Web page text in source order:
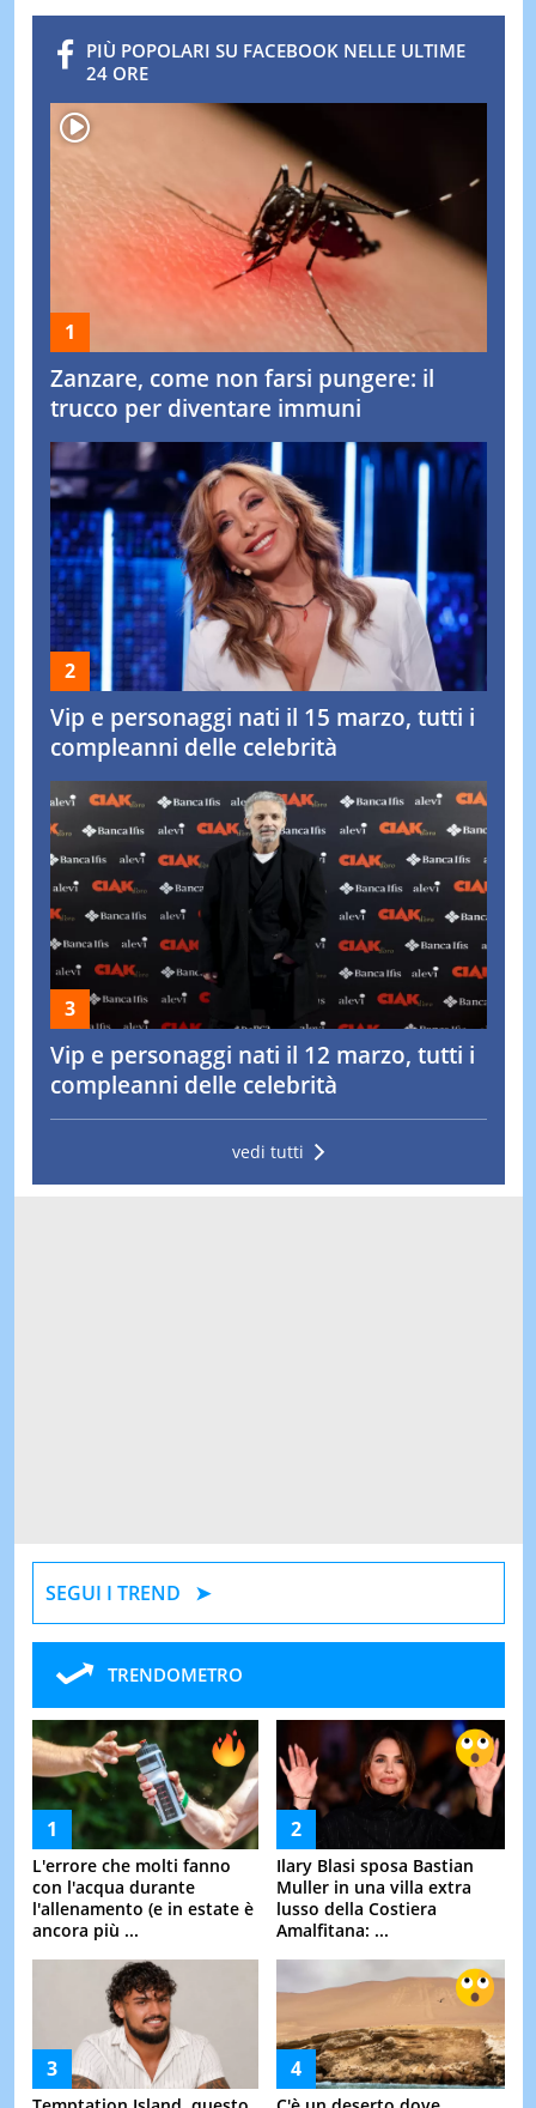
PIÙ POPOLARI SU FACEBOOK NELLE ULTIME
24 ORE
Zanzare, come non farsi pungere: il
trucco per diventare immuni
Vip e personaggi nati il 15 marzo, tutti i
compleanni delle celebrità
Vip e personaggi nati il 12 marzo, tutti i
compleanni delle celebrità
vedi tutti
SEGUI I TREND
TRENDOMETRO
L'errore che molti fanno
con l'acqua durante
l'allenamento (e in estate è
ancora più ...
Ilary Blasi sposa Bastian
Muller in una villa extra
lusso della Costiera
Amalfitana: ...